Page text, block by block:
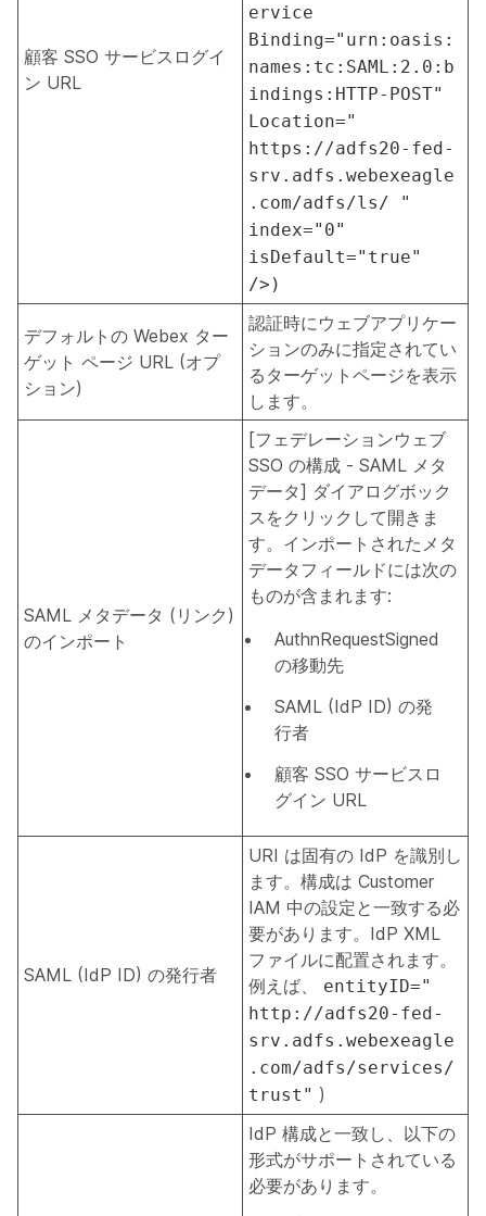
顧客 SSO サービスログイ
ン URL
ervice
Binding="urn:oasis:
names:tc:SAML:2.0:b
indings:HTTP-POST"
Location="
https://adfs20-fed-
srv.adfs.webexeagle
.com/adfs/ls/ "
index="0"
isDefault="true"
/>)
デフォルトの Webex ター
ゲット ページ URL (オプ
ション)
認証時にウェブアプリケー
ションのみに指定されてい
るターゲットページを表示
します。
SAML メタデータ (リンク)
のインポート
[フェデレーションウェブ
SSO の構成 - SAML メタ
データ] ダイアログボック
スをクリックして開きま
す。 インポートされたメタ
データフィールドには次の
ものが含まれます:
AuthnRequestSigned
の移動先
SAML (IdP ID) の発
行者
顧客 SSO サービスロ
グイン URL
SAML (IdP ID) の発行者
URI は固有の IdP を識別し
ます。構成は Customer
IAM 中の設定と一致する必
要があります。IdP XML
ファイルに配置されます。
例えば、
entityID="
http://adfs20-fed-
srv.adfs.webexeagle
.com/adfs/services/
trust" )
IdP 構成と一致し、以下の
形式がサポートされている
必要があります。